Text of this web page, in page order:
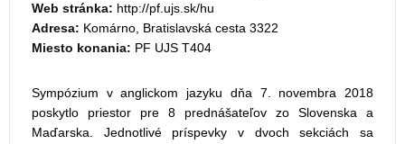
Web stránka: http://pf.ujs.sk/hu
Adresa: Komárno, Bratislavská cesta 3322
Miesto konania: PF UJS T404
Sympózium v anglickom jazyku dňa 7. novembra 2018
poskytlo priestor pre 8 prednášateľov zo Slovenska a
Maďarska. Jednotlivé príspevky v dvoch sekciách sa